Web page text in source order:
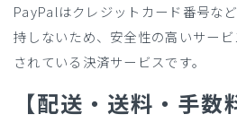
PayPalはクレジットカード番号な
持しないため、安全性の高いサー
されている決済サービスです。
【配送・送料・手数